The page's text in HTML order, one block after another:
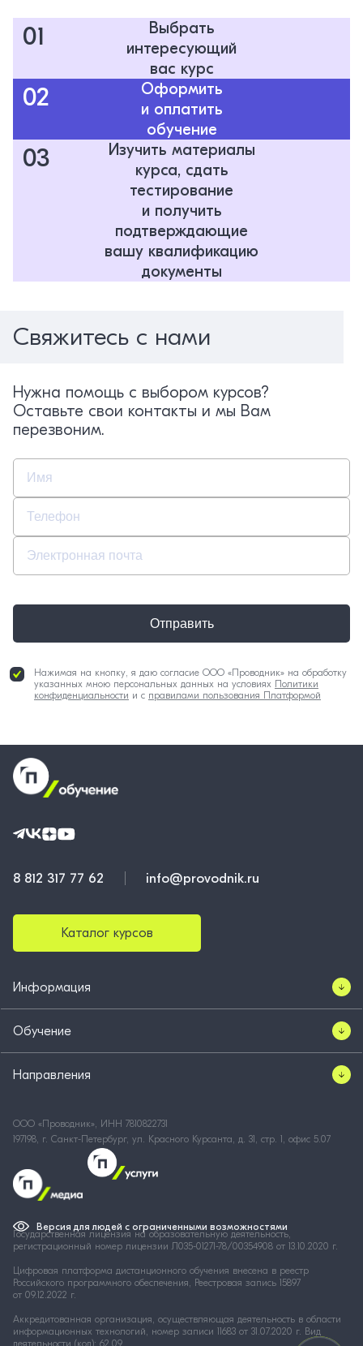
01
Выбрать
интересующий
вас курс
02
Оформить
и оплатить
обучение
03
Изучить материалы
курса, сдать
тестирование
и получить
подтверждающие
вашу квалификацию
документы
Свяжитесь с нами
Нужна помощь с выбором курсов?
Оставьте свои контакты и мы Вам
перезвоним.
Нажимая на кнопку, я даю согласие ООО «Проводник» на обработку
указанных мною персональных данных на условиях Политики
конфиденциальности и с правилами пользования Платформой
Отправить
8 812 317 77 62 info@provodnik.ru
Каталог курсов
Информация
Обучение
Направления
ООО «Проводник», ИНН 7810822731
197198, г. Санкт-Петербург, ул. Красного Курсанта, д. 31, стр. 1, офис 5.07
Версия для людей с ограниченными возможностями
Государственная лицензия на образовательную деятельность,
регистрационный номер лицензии Л035-01271-78/00354908 от 13.10.2020 г.
Цифровая платформа дистанционного обучения внесена в реестр
Российского программного обеспечения, Реестровая запись 15897
от 09.12.2022 г.
Аккредитованная организация, осуществляющая деятельность в области
информационных технологий, номер записи 11683 от 31.07.2020 г. Вид
деятельности (код): 62.09.